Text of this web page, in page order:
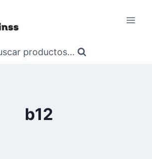
productos...
b12